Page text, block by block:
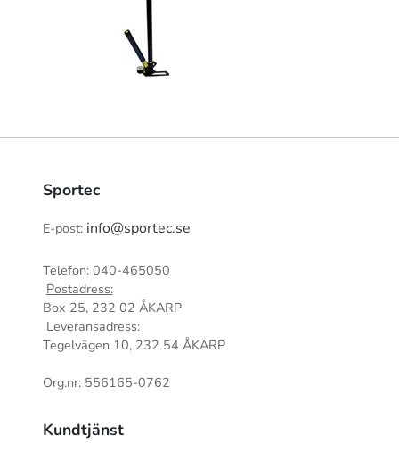
Sportec
E-post: info@sportec.se
Telefon: 040-465050
Postadress:
Box 25, 232 02 ÅKARP
Leveransadress:
Tegelvägen 10, 232 54 ÅKARP
Org.nr: 556165-0762
Kundtjänst